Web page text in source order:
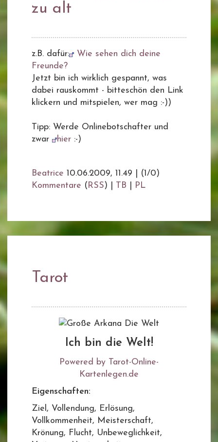
zu alt
z.B. dafür:
Wie sehen dich deine
Freunde?
Jetzt bin ich wirklich gespannt, was
dabei rauskommt - bitteschön den Link
klickern und mitspielen, wer mag :-))
Tipp: Werde Onlinebotschafter und
zwar
hier :-)
Beatrice 10.06.2009, 11.49
(1/0)
Kommentare (RSS) | TB PL
Tarot
Ich bin die Welt!
Powered by Tarot-Online-
Kartenlegen.de
Eigenschaften:
Ziel, Vollendung, Erlösung,
Vollkommenheit, Meisterschaft,
Krönung, Flucht, Unbeweglichkeit,